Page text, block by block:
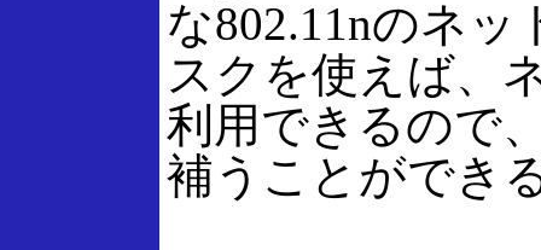
な802.11nのネ
スクを使えば、
利用できるので
補うことができ